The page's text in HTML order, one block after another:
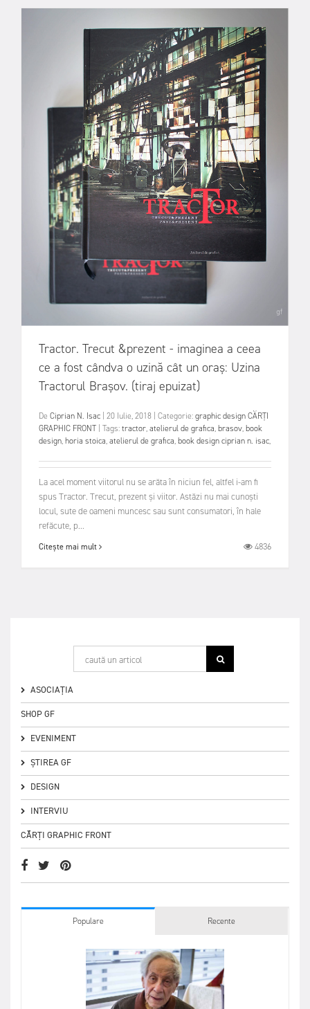
Tractor. Trecut &prezent - imaginea a ceea
ce a fost cândva o uzină cât un oraș: Uzina
Tractorul Brașov. (tiraj epuizat)
De Ciprian N. Isac 20 Iulie, 2018 Categorie:graphic designCĂRȚI
GRAPHIC FRONT Tags:tractor,atelierul de grafica,brasov,book
design,horia stoica,atelierul de grafica,book design ciprian n. isac,
La acel moment viitorul nu se arăta în niciun fel, altfel i-am fi
spus Tractor. Trecut, prezent și viitor. Astăzi nu mai cunoști
locul, sute de oameni muncesc sau sunt consumatori, în hale
refăcute, p...
Citește mai mult 4836
ASOCIAȚIA
SHOP GF
EVENIMENT
ȘTIREA GF
DESIGN
INTERVIU
CĂRȚI GRAPHIC FRONT
Populare Recente